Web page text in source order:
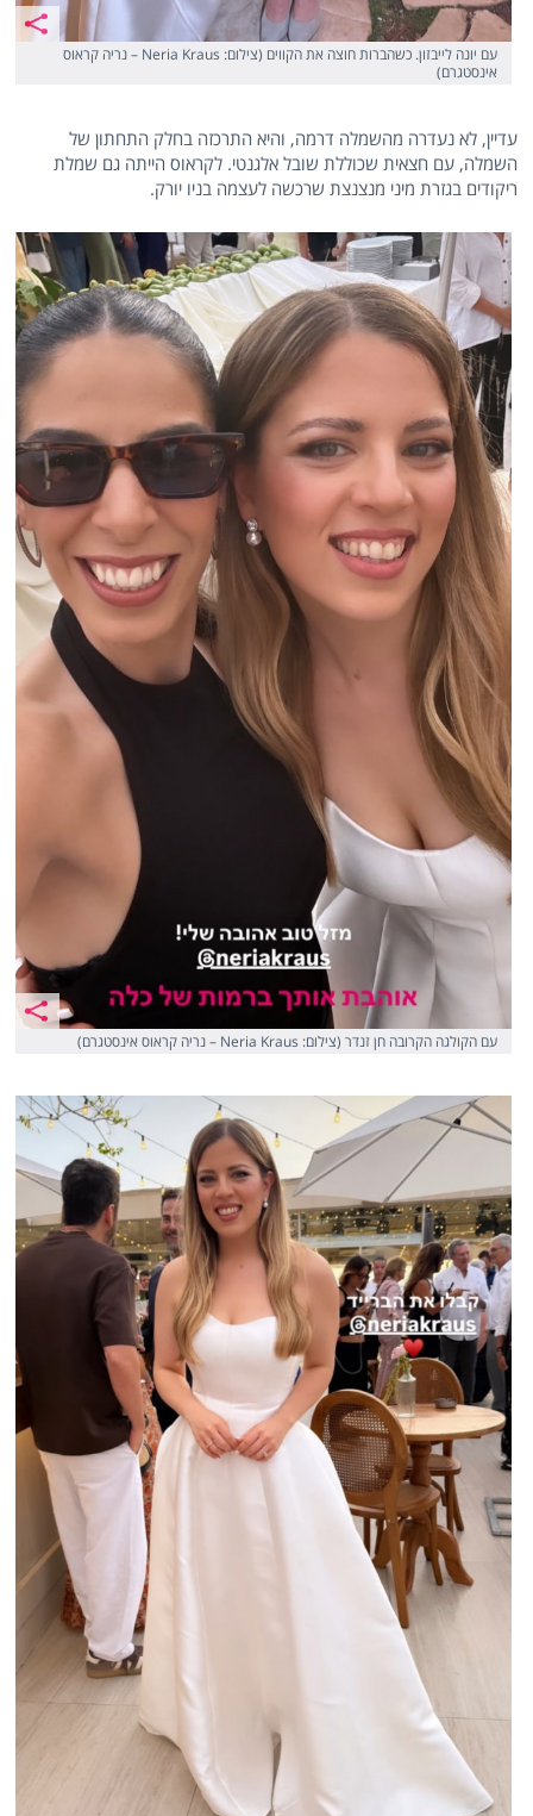
עם יונה לייבזון. כשהברות חוצה את הקווים (צילום: Neria Kraus – נריה קראוס
אינסטגרם)
עדיין, לא נעדרה מהשמלה דרמה, והיא התרכזה בחלק התחתון של
השמלה, עם חצאית שכוללת שובל אלגנטי. לקראוס הייתה גם שמלת
ריקודים בגזרת מיני מנצנצת שרכשה לעצמה בניו יורק.
עם הקולגה הקרובה חן זנדר (צילום: Neria Kraus – נריה קראוס אינסטגרם)